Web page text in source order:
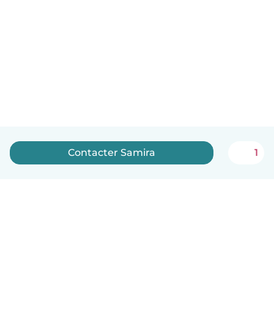
Contacter Samira 1